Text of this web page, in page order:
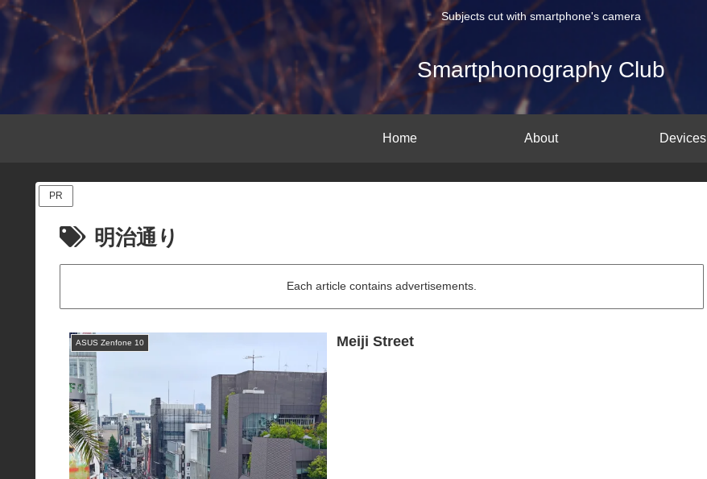
Subjects cut with smartphone's camera
Smartphonography Club
Home About Devices
PR
明治通り
Each article contains advertisements.
ASUS Zenfone 10 Meiji Street